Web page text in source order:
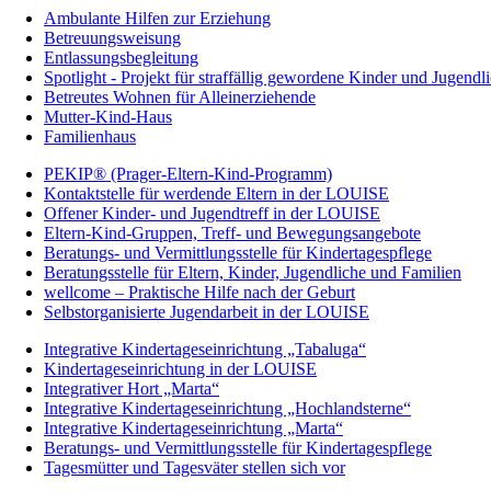
Ambulante Hilfen zur Erziehung
Betreuungsweisung
Entlassungsbegleitung
Spotlight - Projekt für straffällig gewordene Kinder und
Betreutes Wohnen für Alleinerziehende
Mutter-Kind-Haus
Familienhaus
PEKIP® (Prager-Eltern-Kind-Programm)
Kontaktstelle für werdende Eltern in der LOUISE
Offener Kinder- und Jugendtreff in der LOUISE
Eltern-Kind-Gruppen, Treff- und Bewegungsangebote
Beratungs- und Vermittlungsstelle für Kindertagespflege
Beratungsstelle für Eltern, Kinder, Jugendliche und Familien
wellcome – Praktische Hilfe nach der Geburt
Selbstorganisierte Jugendarbeit in der LOUISE
Integrative Kindertageseinrichtung „Tabaluga“
Kindertageseinrichtung in der LOUISE
Integrativer Hort „Marta“
Integrative Kindertageseinrichtung „Hochlandsterne“
Integrative Kindertageseinrichtung „Marta“
Beratungs- und Vermittlungsstelle für Kindertagespflege
Tagesmütter und Tagesväter stellen sich vor